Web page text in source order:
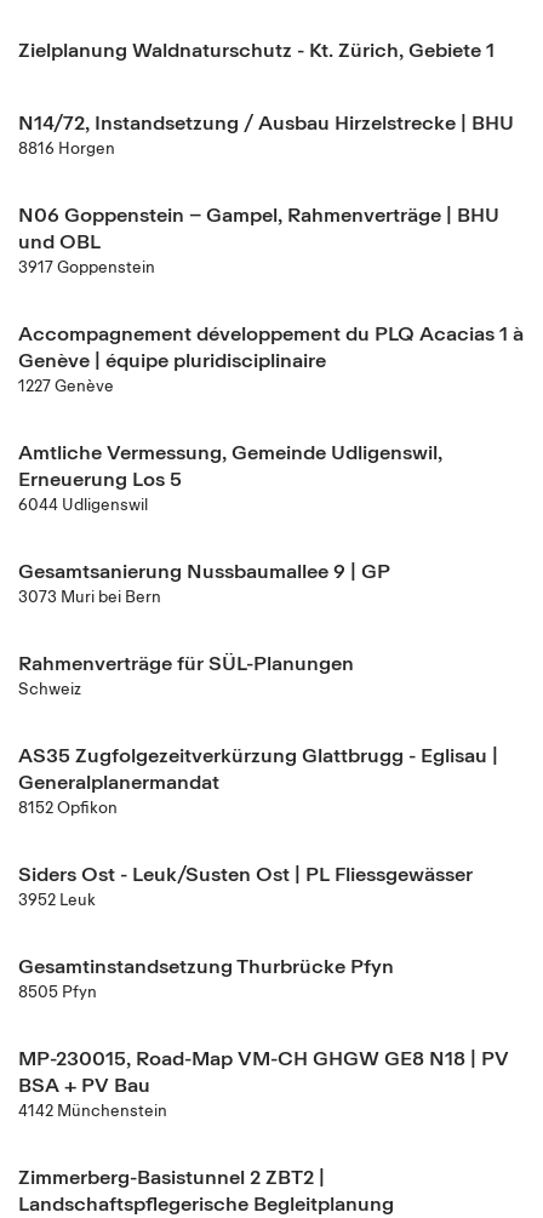
Zielplanung Waldnaturschutz - Kt. Zürich, Gebiete 1
N14/72, Instandsetzung / Ausbau Hirzelstrecke | BHU
8816 Horgen
N06 Goppenstein – Gampel, Rahmenverträge | BHU
und OBL
3917 Goppenstein
Accompagnement développement du PLQ Acacias 1 à
Genève | équipe pluridisciplinaire
1227 Genève
Amtliche Vermessung, Gemeinde Udligenswil,
Erneuerung Los 5
6044 Udligenswil
Gesamtsanierung Nussbaumallee 9 | GP
3073 Muri bei Bern
Rahmenverträge für SÜL-Planungen
Schweiz
AS35 Zugfolgezeitverkürzung Glattbrugg - Eglisau |
Generalplanermandat
8152 Opfikon
Siders Ost - Leuk/Susten Ost | PL Fliessgewässer
3952 Leuk
Gesamtinstandsetzung Thurbrücke Pfyn
8505 Pfyn
MP-230015, Road-Map VM-CH GHGW GE8 N18 | PV
BSA + PV Bau
4142 Münchenstein
Zimmerberg-Basistunnel 2 ZBT2 |
Landschaftspflegerische Begleitplanung